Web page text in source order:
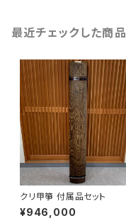
最近チェックした商品
クリ甲箏 付属品セット
¥946,000